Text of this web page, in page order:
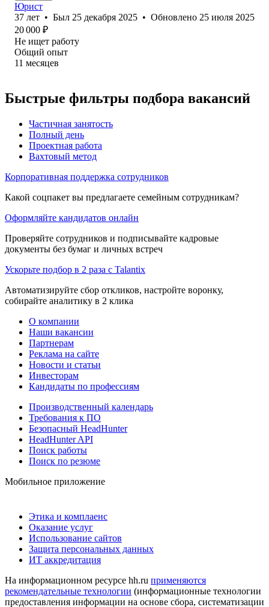
Юрист
37 лет • Был 25 декабря 2025 • Обновлено 25 июля 2025
20 000 ₽
Не ищет работу
Общий опыт
11 месяцев
Быстрые фильтры подбора вакансий
Частичная занятость
Полный день
Проектная работа
Вахтовый метод
Корпоративная поддержка сотрудников
Какой соцпакет вы предлагаете семейным сотрудникам?
Оформляйте кандидатов онлайн
Проверяйте сотрудников и подписывайте кадровые
документы без бумаг и личных встреч
Ускорьте подбор в 2 раза с Talantix
Автоматизируйте сбор откликов, настройте воронку,
собирайте аналитику в 2 клика
О компании
Наши вакансии
Партнерам
Реклама на сайте
Новости и статьи
Инвесторам
Кандидаты по профессиям
Производственный календарь
Требования к ПО
Безопасный HeadHunter
HeadHunter API
Поиск работы
Поиск по резюме
Мобильное приложение
Этика и комплаенс
Оказание услуг
Использование сайтов
Защита персональных данных
ИТ аккредитация
На информационном ресурсе hh.ru применяются
рекомендательные технологии (информационные технологии
предоставления информации на основе сбора, систематизации